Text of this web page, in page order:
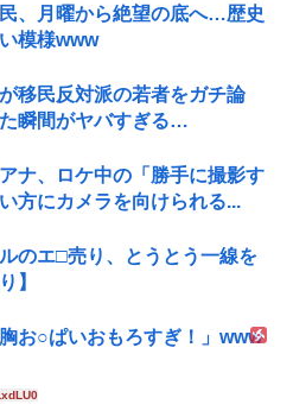
、月曜から絶望の底へ…歴史
模様www
移民反対派の若者をガチ論
瞬間がヤバすぎる…
ナ、ロケ中の「勝手に撮影す
方にカメラを向けられる...
のエ□売り、とうとう一線を
】
お○ぱいおもろすぎ！」www